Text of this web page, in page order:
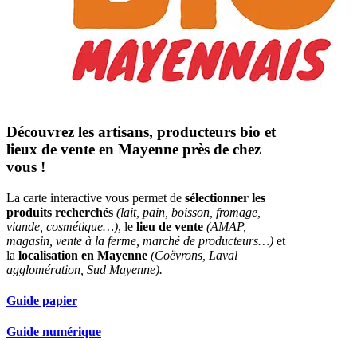
Découvrez les artisans, producteurs bio et
lieux de vente en Mayenne près de chez
vous !
La carte interactive vous permet de sélectionner les
produits recherchés (lait, pain, boisson, fromage,
viande, cosmétique…), le lieu de vente (AMAP,
magasin, vente à la ferme, marché de producteurs…) et
la localisation en Mayenne (Coëvrons, Laval
agglomération, Sud Mayenne).
Guide papier
Guide numérique